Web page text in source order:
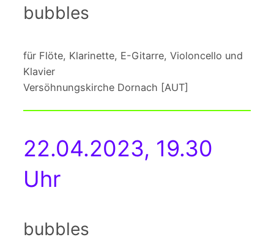
bubbles
für Flöte, Klarinette, E-Gitarre, Violoncello und
Klavier
Versöhnungskirche Dornach [AUT]
22.04.2023, 19.30
Uhr
bubbles